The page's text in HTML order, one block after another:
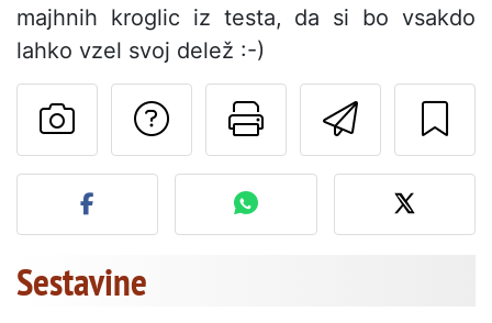
majhnih kroglic iz testa, da si bo vsakdo
lahko vzel svoj delež :-)
Pošlji
Natisni to
Postavite
Objavite svojo fotografijo
Sestavine